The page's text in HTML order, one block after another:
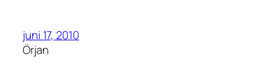
juni 17, 2010
Örjan